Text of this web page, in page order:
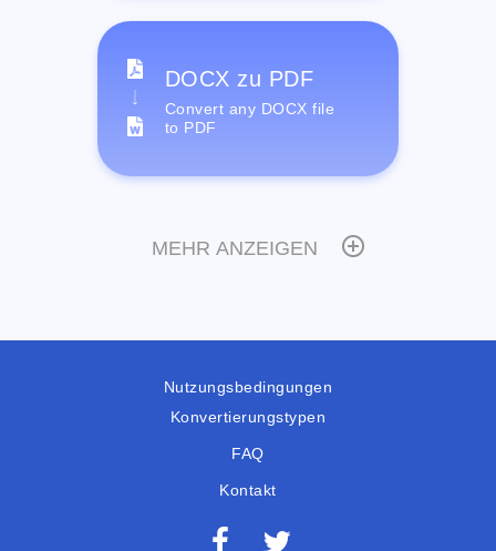
DOCX zu PDF
Convert any DOCX file
to PDF
MEHR ANZEIGEN
Nutzungsbedingungen
Konvertierungstypen
FAQ
Kontakt